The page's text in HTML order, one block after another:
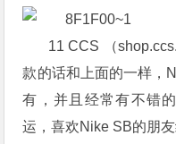
11 CCS （
款的话和上面的一样，
有，并且经常有不错
运，喜欢Nike SB的朋